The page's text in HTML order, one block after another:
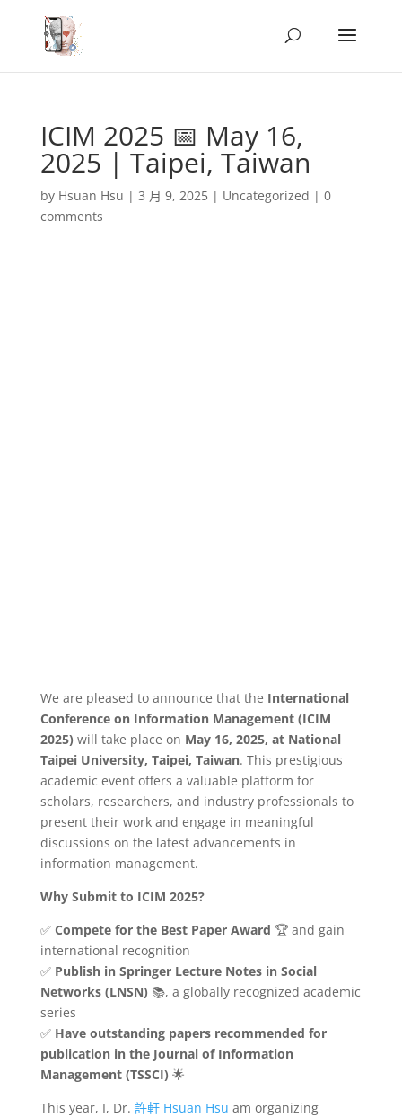
ICIM 2025 📅 May 16,
2025 | Taipei, Taiwan
by Hsuan Hsu | 3 月 9, 2025| Uncategorized | 0
comments
We are pleased to announce that the International
Conference on Information Management (ICIM
2025) will take place on May 16, 2025, at National
Taipei University, Taipei, Taiwan. This prestigious
academic event offers a valuable platform for
scholars, researchers, and industry professionals to
present their work and engage in meaningful
discussions on the latest advancements in
information management.
Why Submit to ICIM 2025?
✅ Compete for the Best Paper Award 🏆 and gain
international recognition
✅ Publish in Springer Lecture Notes in Social
Networks (LNSN) 📚, a globally recognized academic
series
✅ Have outstanding papers recommended for
publication in the Journal of Information
Management (TSSCI) 🌟
This year, I, Dr. 許軒 Hsuan Hsu am organizing